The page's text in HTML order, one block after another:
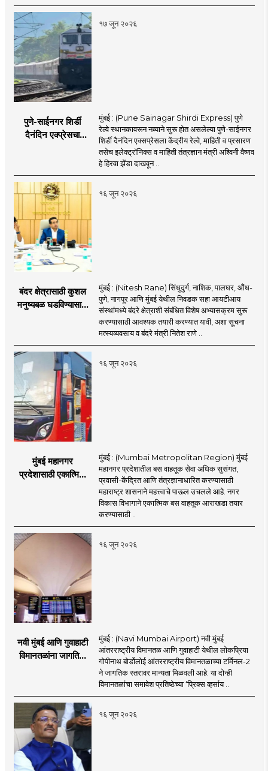
करण्यास प्राधान्य देणार :
अश्विन मुद्गल
१७ जून २०२६
पुणे-साईनगर शिर्डी
दैनंदिन एक्प्रेसचा
हिरवा झेंडा
मुंबई : (Pune Sainagar Shirdi Express) पुणे
रेल्वे स्थानकावरून नव्याने सुरू होत असलेल्या पुणे-साईनगर
शिर्डी दैनंदिन एक्सप्रेसला केंद्रीय रेल्वे, माहिती व प्रसारण
तसेच इलेक्ट्रॉनिक्स व माहिती तंत्रज्ञान मंत्री अश्विनी वैष्णव
हे हिरवा झेंडा दाखवून ..
१६ जून २०२६
बंदर क्षेत्रासाठी कुशल
मनुष्यबळ घडविण्यासाठी
अभ्यासक्रम - मंत्री
नितेश राणे
मुंबई : (Nitesh Rane) सिंधुदुर्ग, नाशिक, पालघर, औंध-
पुणे, नागपूर आणि मुंबई येथील निवडक सहा आयटीआय
संस्थांमध्ये बंदरे क्षेत्राशी संबंधित विशेष अभ्यासक्रम सुरू
करण्यासाठी आवश्यक तयारी करण्यात यावी, अशा सूचना
मत्स्यव्यवसाय व बंदरे मंत्री नितेश राणे ..
१६ जून २०२६
मुंबई महानगर
प्रदेशासाठी एकात्मिक
मुंबई : (Mumbai Metropolitan Region) मुंबई
महानगर प्रदेशातील बस वाहतूक सेवा अधिक सुसंगत,
प्रवासी-केंद्रित आणि तंत्रज्ञानाधारित करण्यासाठी
महाराष्ट्र शासनाने महत्त्वाचे पाऊल उचलले आहे. नगर
विकास विभागाने एकात्मिक बस वाहतूक आराखडा तयार
करण्यासाठी ..
१६ जून २०२६
नवी मुंबई आणि गुवाहाटी
विमानतळांना जागतिक
मुंबई : (Navi Mumbai Airport) नवी मुंबई
आंतरराष्ट्रीय विमानतळ आणि गुवाहाटी येथील लोकप्रिया
गोपीनाथ बोर्डोलोई आंतरराष्ट्रीय विमानतळाच्या टर्मिनल-2
ने जागतिक स्तरावर मान्यता मिळवली आहे. या दोन्ही
विमानतळांचा समावेश प्रतिष्ठेच्या ‘प्रिक्स व्हर्साय ..
१६ जून २०२६